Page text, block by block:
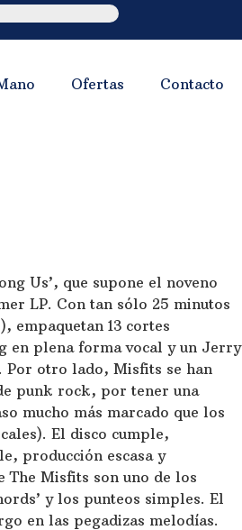
Ofertas Contacto
Us’, que supone el noveno
LP. Con tan sólo 25 minutos
empaquetan 13 cortes
en plena forma vocal y un Jerry
Por otro lado, Misfits se han
punk rock, por tener una
mucho más marcado que los
El disco cumple,
producción escasa y
The Misfits son uno de los
y los punteos simples. El
en las pegadizas melodías.